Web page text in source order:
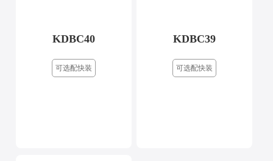
KDBC40
可选配快装
KDBC39
可选配快装